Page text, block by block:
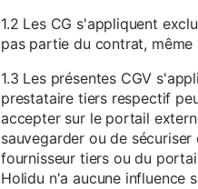
1.2 Les CG s'appliquent
pas partie du contrat,
1.3 Les présentes CGV
prestataire tiers respectif
accepter sur le portail
sauvegarder ou de
fournisseur tiers ou du
Holidu n'a aucune influence